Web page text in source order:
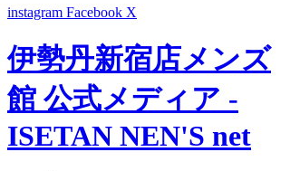
instagram Facebook X
伊勢丹新宿店メンズ
館 公式メディア -
ISETAN NEN'S net